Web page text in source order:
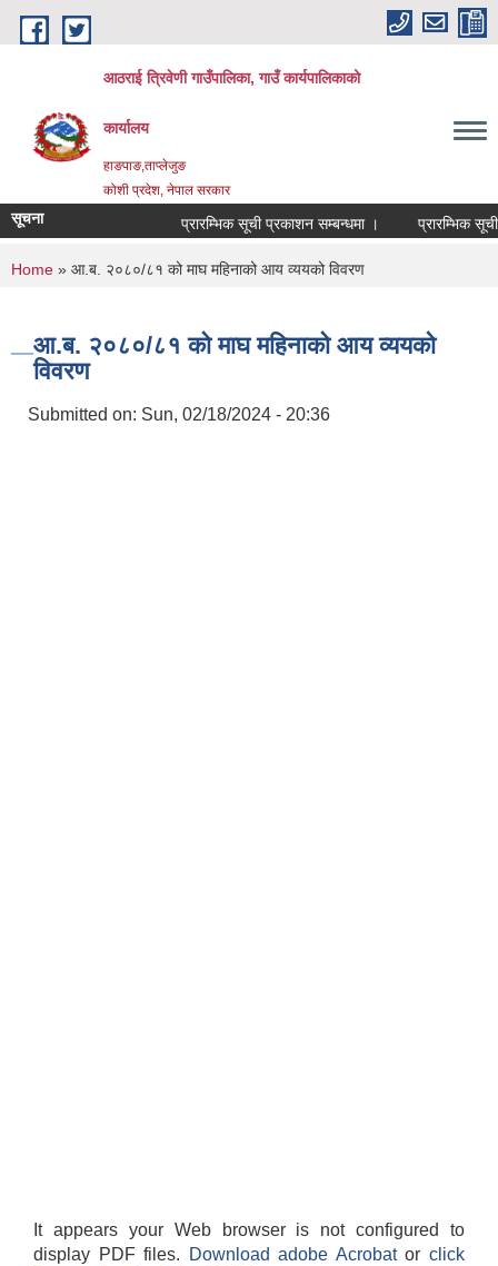
Skip to main content
आठराई त्रिवेणी गाउँपालिका, गाउँ कार्यपालिकाको
कार्यालय
हाङपाङ,ताप्लेजुङ
कोशी प्रदेश, नेपाल सरकार
सूचना प्रारम्भिक सूची प्रकाशन सम्बन्धमा । प्रारम्भिक सूची
You are here
Home » आ.ब. २०८०/८१ को माघ महिनाको आय व्ययको विवरण
आ.ब. २०८०/८१ को माघ महिनाको आय व्ययको
विवरण
Submitted on: Sun, 02/18/2024 - 20:36
It appears your Web browser is not configured to
display PDF files.
Download adobe Acrobatorclick